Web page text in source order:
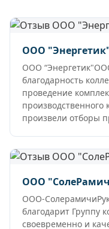
ООО
ООО
благодарность
проведение
произвели отборы
ООО
ООО-
благодарит Группу
своевременно и